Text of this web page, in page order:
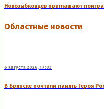
Новозыбковцев приглашают
Областные новости
6 августа 2026, 17:03
В Брянске почтили память Героя